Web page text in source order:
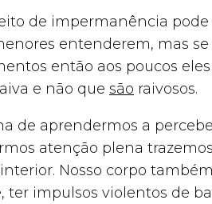
de impermanência
entenderem, mas
então aos poucos
e não que são raivosos.
de aprendermos a
atenção plena
Nosso corpo
ter impulsos violentos de